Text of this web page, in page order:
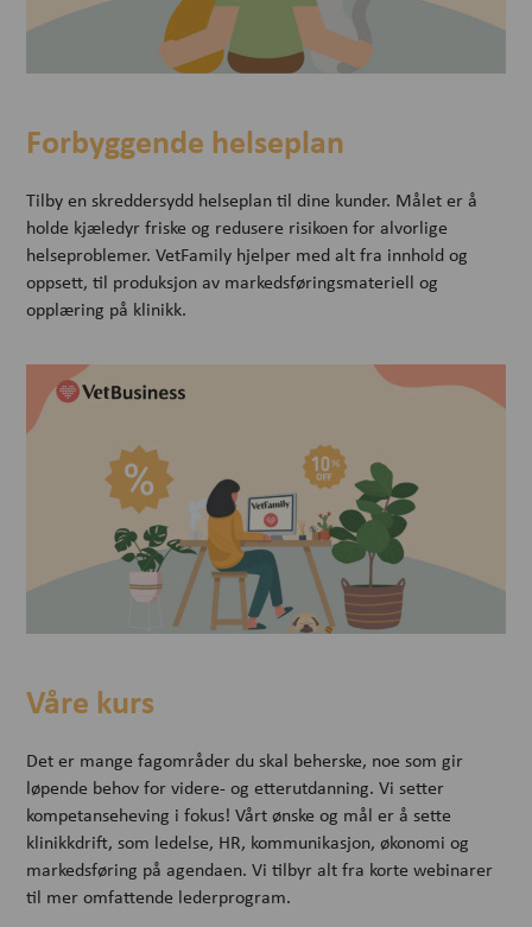
Forbyggende helseplan
Tilby en skreddersydd helseplan til dine kunder. Målet er å
holde kjæledyr friske og redusere risikoen for alvorlige
helseproblemer. VetFamily hjelper med alt fra innhold og
oppsett, til produksjon av markedsføringsmateriell og
opplæring på klinikk.
Våre kurs
Det er mange fagområder du skal beherske, noe som gir
løpende behov for videre- og etterutdanning. Vi setter
kompetanseheving i fokus! Vårt ønske og mål er å sette
klinikkdrift, som ledelse, HR, kommunikasjon, økonomi og
markedsføring på agendaen. Vi tilbyr alt fra korte webinarer
til mer omfattende lederprogram.